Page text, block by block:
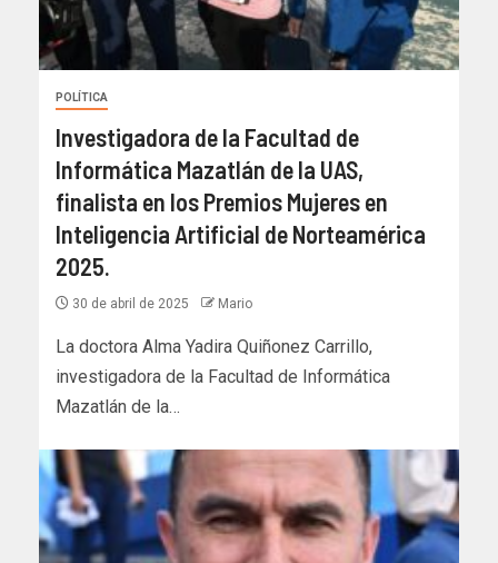
POLÍTICA
Investigadora de la Facultad de
Informática Mazatlán de la UAS,
finalista en los Premios Mujeres en
Inteligencia Artificial de Norteamérica
2025.
30 de abril de 2025 Mario
La doctora Alma Yadira Quiñonez Carrillo,
investigadora de la Facultad de Informática
Mazatlán de la…